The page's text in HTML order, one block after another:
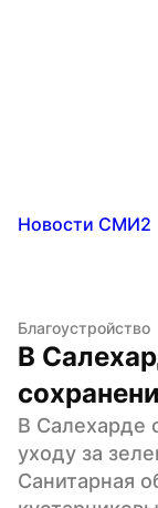
Новости СМИ2
Благоустройство
В
В Салехарде
уходу за
Санитарная